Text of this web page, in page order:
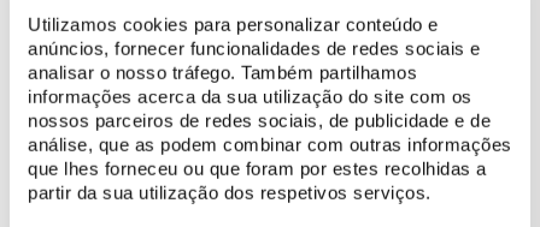
Utilizamos cookies para personalizar conteúdo e
anúncios, fornecer funcionalidades de redes sociais e
analisar o nosso tráfego. Também partilhamos
informações acerca da sua utilização do site com os
nossos parceiros de redes sociais, de publicidade e de
análise, que as podem combinar com outras informações
que lhes forneceu ou que foram por estes recolhidas a
partir da sua utilização dos respetivos serviços.
Artigo escrito a “quatro mãos”, foi publicado no número da
revista Artis dedicado ao(s) Romantismo(s) (4, 2016). O
aprofundamento do conhecimento sobre a figura de D.
Fernando II e do seu contexto é fundamental para a
compreensão do Palácio da Pena. A sua origem germânica
permite enquadrar a obra arquitetónica na tendência
internacional dos castelos românticos, onde os «estilos